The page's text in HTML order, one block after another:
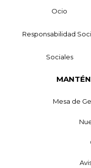
Ocio
Responsabilidad
Sociales
Mesa de